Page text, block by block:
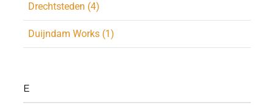
Drechtsteden (4)
Duijndam Works (1)
E